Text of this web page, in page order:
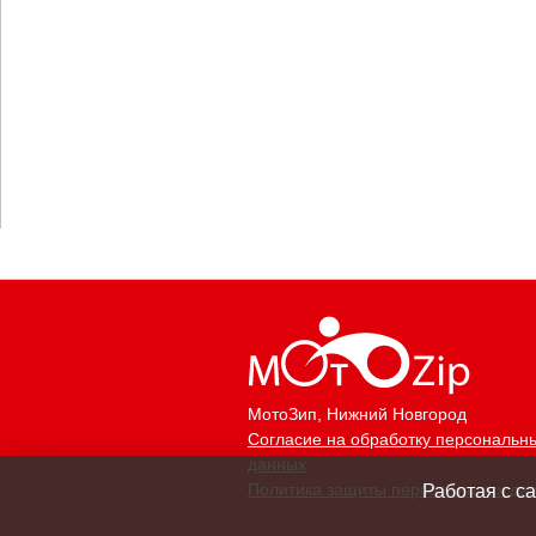
МотоЗип , Нижний Новгород
Согласие на обработку
данных
Политика защиты персональных
Работая с